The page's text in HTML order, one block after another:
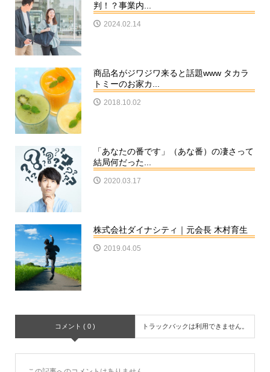
判！？事業内...
2024.02.14
商品名がジワジワ来ると話題www タカラ
トミーのお家カ...
2018.10.02
「あなたの番です」（あな番）の凄さって
結局何だった...
2020.03.17
株式会社ダイナシティ｜元会長 木村育生
2019.04.05
コメント ( 0 ) トラックバックは利用できません。